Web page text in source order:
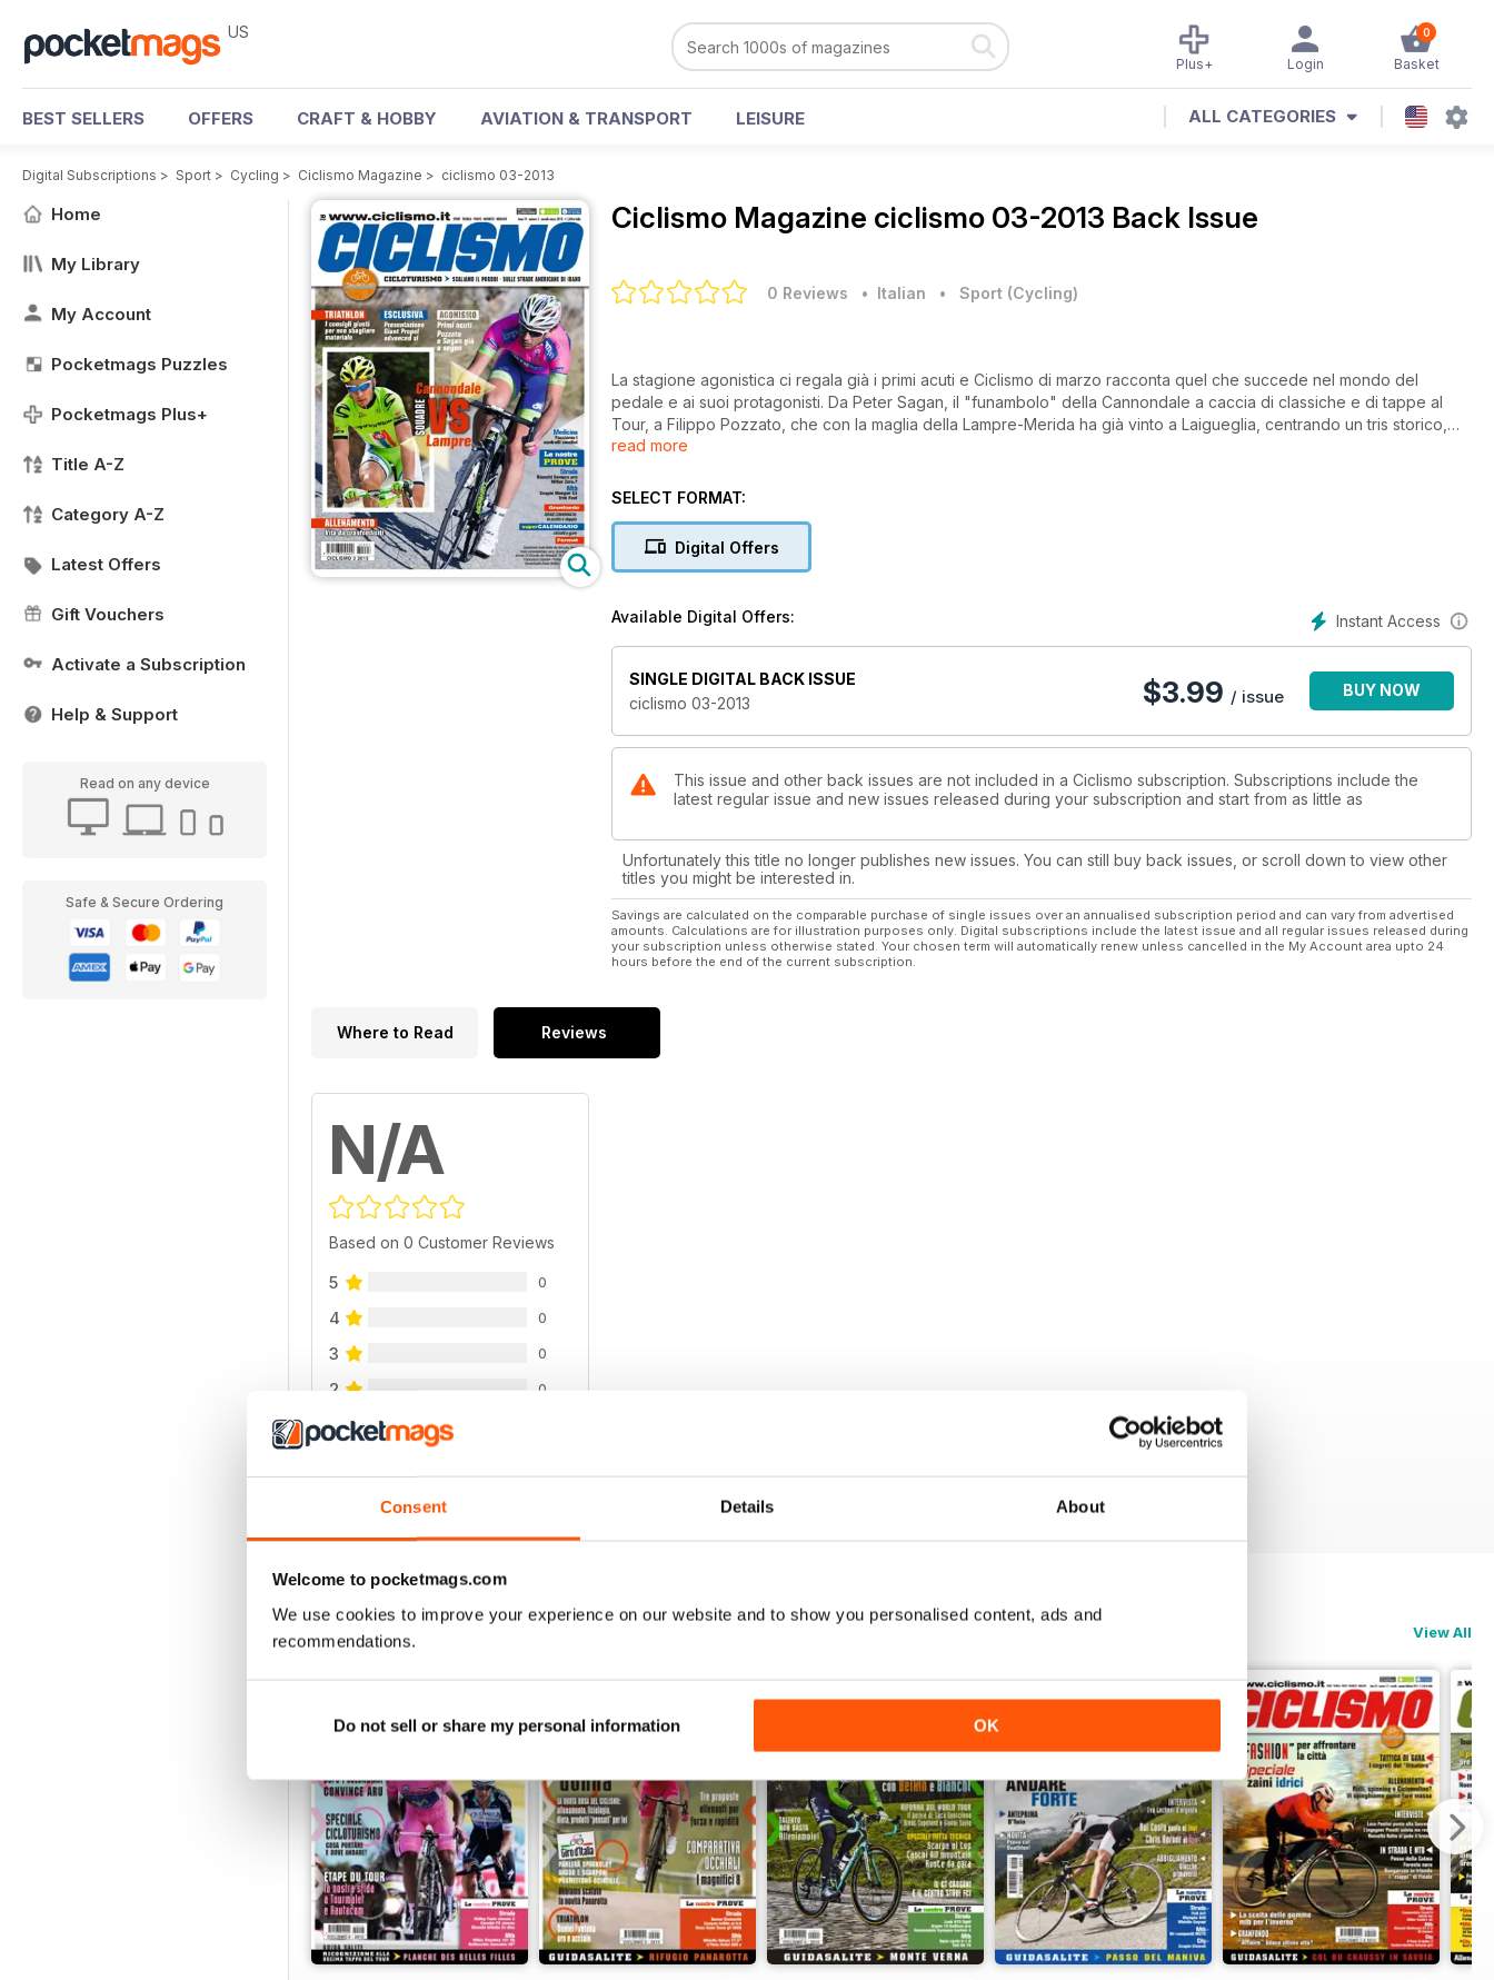
Consent Details About
Welcome to pocketmags.com
We use cookies to improve your experience on our website and to show you personalised content, ads and
recommendations.
Do not sell or share my personal information OK
US 0
Basket
Login
Plus+
BEST SELLERS OFFERS CRAFT & HOBBY AVIATION & TRANSPORT LEISURE ALL CATEGORIES
Digital Subscriptions > Sport > Cycling > Ciclismo Magazine > ciclismo 03-2013
Home
My Library
My Account
Pocketmags Puzzles
Pocketmags Plus+
Title A-Z
Category A-Z
Latest Offers
Gift Vouchers
Activate a Subscription
Help & Support
Read on any device
Safe & Secure Ordering
Ciclismo Magazine ciclismo 03-2013 Back Issue
0 Reviews • Italian • Sport (Cycling)
La stagione agonistica ci regala già i primi acuti e Ciclismo di marzo racconta quel che succede nel mondo del
pedale e ai suoi protagonisti. Da Peter Sagan, il "funambolo" della Cannondale a caccia di classiche e di tappe al
Tour, a Filippo Pozzato, che con la maglia della Lampre-Merida ha già vinto a Laigueglia, centrando un tris storico,
mai nessuno come lui.
Vi portiamo in Australia, al Santos Tour Down Under, a scoprire il settore femminile, con Noemi Cantele che guida il
sul Triathlon, con i consigli più opportuni per scegliere il materiale.
Gli amanti della strada sono accontentati con le prove dedicate alla Bianchi Sempre pro: quella che usa il campione
presenta come la bicicletta aero race più veloce al mondo. Merito della ricerca fatta nella galleria del vento e sul
terreno delle competizioni per migliorare aerodinamica, reattività e rigidità del telaio. Riuscendo a limitare il peso.
Per i biker ci sono la Trek Fuel, una Trail bike versatile, che ha subito un restyling completo e un aggiornamento a
livello di sospensioni. E la Scapin Morgan S3, con ruote di 27,5" che incrementano la scorrevolezza sullo sconnesso
e hanno il giusto grip in salita. A un prezzo sorprendente.
Abbiamo passato ai raggi X le ruote Lightweight, i prodotti Campagnolo non più solo per la strada, ma anche per il
grazie a una nuova tecnologia di produzione e a G+, nano particella a base di carbonio.
read more
SELECT FORMAT:
Digital Offers
Instant Access
Available Digital Offers:
SINGLE DIGITAL BACK ISSUE
ciclismo 03-2013
$3.99 / issue BUY NOW
This issue and other back issues are not included in a Ciclismo subscription. Subscriptions include the
latest regular issue and new issues released during your subscription and start from as little as
Unfortunately this title no longer publishes new issues. You can still buy back issues, or scroll down to view other
titles you might be interested in.
Savings are calculated on the comparable purchase of single issues over an annualised subscription period and can vary from advertised
amounts. Calculations are for illustration purposes only. Digital subscriptions include the latest issue and all regular issues released during
your subscription unless otherwise stated. Your chosen term will automatically renew unless cancelled in the My Account area upto 24
hours before the end of the current subscription.
Where to Read Reviews
N/A
Based on 0 Customer Reviews
5 0
4 0
3 0
2 0
1
VIEW REVIEWS
BACK ISSUES View All